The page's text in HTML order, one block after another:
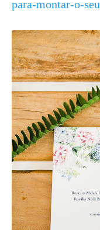
para-montar-o-seu